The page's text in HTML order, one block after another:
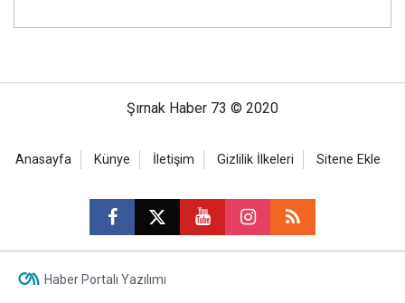
Şırnak Haber 73 © 2020
Anasayfa Künye İletişim Gizlilik İlkeleri Sitene Ekle
Haber Portalı Yazılımı